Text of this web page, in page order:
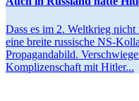
Dass es im 2. Weltkrieg
eine breite russische NS-
Propa­gan­dabild.
Kompli­zen­schaft mit Hitler...